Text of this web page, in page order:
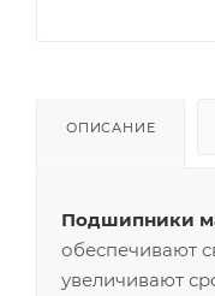
ОПИСАНИЕ
Подшипники
обеспечивают
увеличивают